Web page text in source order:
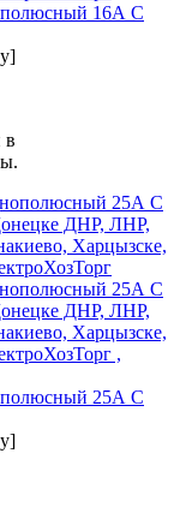
16А C
в
25А C